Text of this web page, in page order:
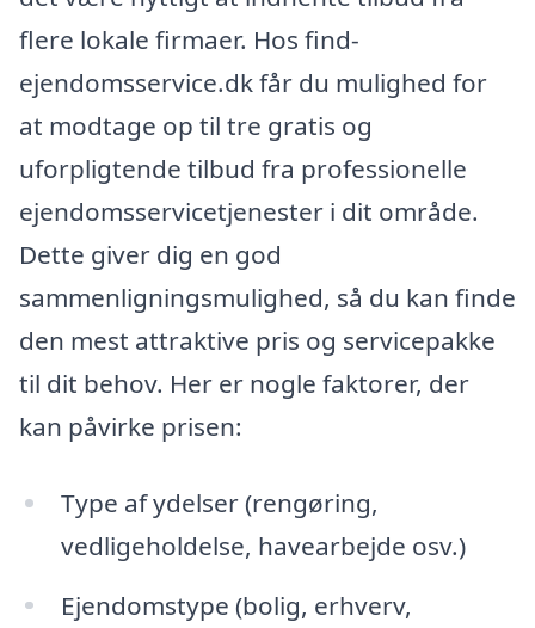
flere lokale firmaer. Hos find-
ejendomsservice.dk får du mulighed for
at modtage op til tre gratis og
uforpligtende tilbud fra professionelle
ejendomsservicetjenester i dit område.
Dette giver dig en god
sammenligningsmulighed, så du kan finde
den mest attraktive pris og servicepakke
til dit behov. Her er nogle faktorer, der
kan påvirke prisen:
Type af ydelser (rengøring,
vedligeholdelse, havearbejde osv.)
Ejendomstype (bolig, erhverv,